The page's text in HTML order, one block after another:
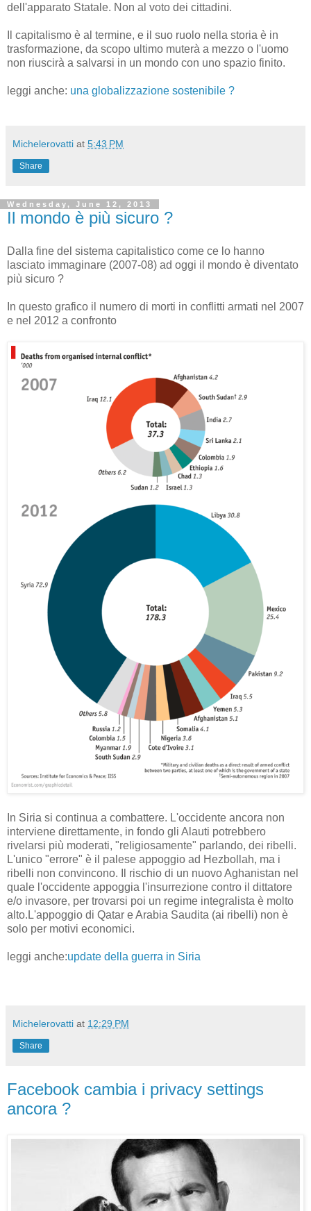
dell'apparato Statale. Non al voto dei cittadini.
Il capitalismo è al termine, e il suo ruolo nella storia è in
trasformazione, da scopo ultimo muterà a mezzo o l'uomo
non riuscirà a salvarsi in un mondo con uno spazio finito.
leggi anche: una globalizzazione sostenibile ?
Michelerovatti at 5:43 PM
Share
Wednesday, June 12, 2013
Il mondo è più sicuro ?
Dalla fine del sistema capitalistico come ce lo hanno
lasciato immaginare (2007-08) ad oggi il mondo è diventato
più sicuro ?
In questo grafico il numero di morti in conflitti armati nel 2007
e nel 2012 a confronto
In Siria si continua a combattere. L'occidente ancora non
interviene direttamente, in fondo gli Alauti potrebbero
rivelarsi più moderati, "religiosamente" parlando, dei ribelli.
L'unico "errore" è il palese appoggio ad Hezbollah, ma i
ribelli non convincono. Il rischio di un nuovo Aghanistan nel
quale l'occidente appoggia l'insurrezione contro il dittatore
e/o invasore, per trovarsi poi un regime integralista è molto
alto.L'appoggio di Qatar e Arabia Saudita (ai ribelli) non è
solo per motivi economici.
leggi anche:update della guerra in Siria
Michelerovatti at 12:29 PM
Share
Facebook cambia i privacy settings
ancora ?